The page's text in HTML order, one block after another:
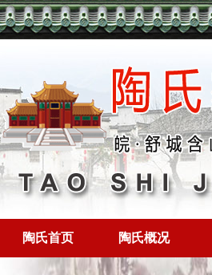
陶氏首页 陶氏概况